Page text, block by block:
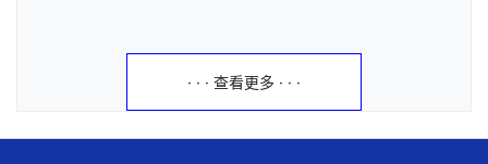
· · · 查看更多 · · ·